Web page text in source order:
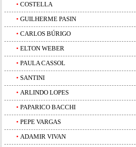
• COSTELLA
• GUILHERME PASIN
• CARLOS BÚRIGO
• ELTON WEBER
• PAULA CASSOL
• SANTINI
• ARLINDO LOPES
• PAPARICO BACCHI
• PEPE VARGAS
• ADAMIR VIVAN